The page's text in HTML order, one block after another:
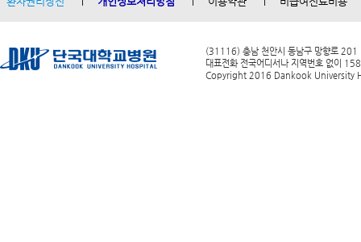
(31116) 충남 천안시 동남구 망향로 201
대표전화 전국어디서나 지역번호 없이
Copyright 2016 Dankook University